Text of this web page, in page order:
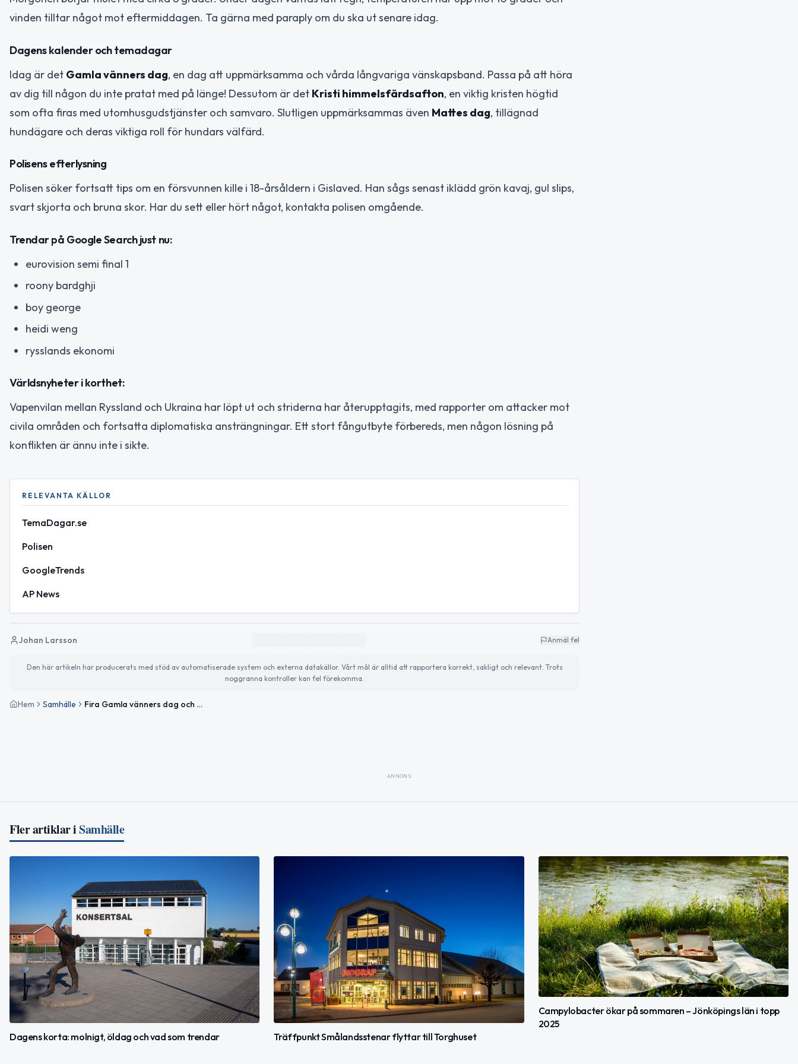
vinden tilltar något mot eftermiddagen. Ta gärna med paraply om du ska ut senare idag.
Dagens kalender och temadagar
Idag är det Gamla vänners dag, en dag att uppmärksamma och vårda långvariga vänskapsband. Passa på att höra
av dig till någon du inte pratat med på länge! Dessutom är det Kristi himmelsfärdsafton, en viktig kristen högtid
som ofta firas med utomhusgudstjänster och samvaro. Slutligen uppmärksammas även Mattes dag, tillägnad
hundägare och deras viktiga roll för hundars välfärd.
Polisens efterlysning
Polisen söker fortsatt tips om en försvunnen kille i 18-årsåldern i Gislaved. Han sågs senast iklädd grön kavaj, gul slips,
svart skjorta och bruna skor. Har du sett eller hört något, kontakta polisen omgående.
Trendar på Google Search just nu:
eurovision semi final 1
roony bardghji
boy george
heidi weng
rysslands ekonomi
Världsnyheter i korthet:
Vapenvilan mellan Ryssland och Ukraina har löpt ut och striderna har återupptagits, med rapporter om attacker mot
civila områden och fortsatta diplomatiska ansträngningar. Ett stort fångutbyte förbereds, men någon lösning på
konflikten är ännu inte i sikte.
RELEVANTA KÄLLOR
TemaDagar.se
Polisen
GoogleTrends
AP News
Johan Larsson Anmäl fel
Den här artikeln har producerats med stöd av automatiserade system och externa datakällor. Vårt mål är alltid att rapportera korrekt, sakligt och relevant. Trots
noggranna kontroller kan fel förekomma.
Hem Samhälle Fira Gamla vänners dag och Kristi himmelsfärdsafton – dagens höjdpunkter
ANNONS
Fler artiklar iSamhälle
Dagens korta: molnigt, öldag och vad som trendar Träffpunkt Smålandsstenar flyttar till Torghuset
Campylobacter ökar på sommaren – Jönköpings län i topp
2025